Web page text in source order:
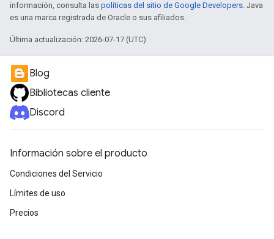
información, consulta las políticas del sitio de Google Developers. Java
es una marca registrada de Oracle o sus afiliados.
Última actualización: 2026-07-17 (UTC)
Blog
Bibliotecas cliente
Discord
Información sobre el producto
Condiciones del Servicio
Límites de uso
Precios